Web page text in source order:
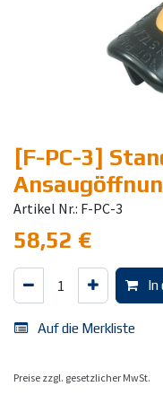
[F-PC-3]
Artikel Nr.: F-PC-3
58,52 €
In
Auf die Merkliste
Preise zzgl. gesetzlicher MwSt.